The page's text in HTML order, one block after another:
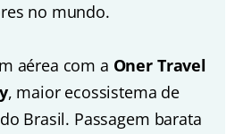
no mundo.
aérea com a Oner Travel
, maior ecossistema de
Brasil. Passagem barata